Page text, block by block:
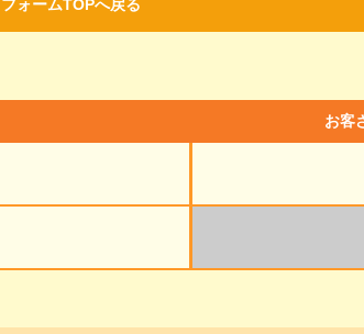
ォームTOPへ戻る
お客